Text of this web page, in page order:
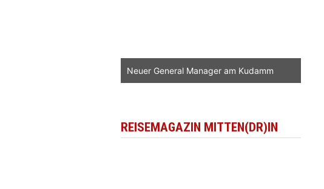
Neuer General Manager am Kudamm
REISEMAGAZIN MITTEN(DR)IN